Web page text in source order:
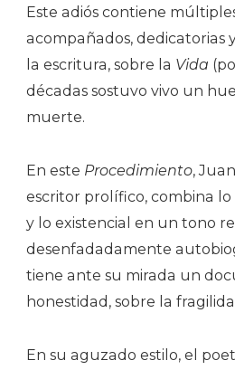
Este adiós contiene
acompañados, dedicatorias
la escritura, sobre la Vida
décadas sostuvo vivo un
muerte.
En este Procedimiento,
escritor prolífico, combina
y lo existencial en un tono
desenfadadamente
tiene ante su mirada un
honestidad, sobre la
En su aguzado estilo, el